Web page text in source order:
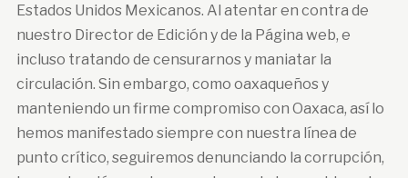
Estados Unidos Mexicanos. Al atentar en contra de
nuestro Director de Edición y de la Página web, e
incluso tratando de censurarnos y maniatar la
circulación. Sin embargo, como oaxaqueños y
manteniendo un firme compromiso con Oaxaca, así lo
hemos manifestado siempre con nuestra línea de
punto crítico, seguiremos denunciando la corrupción,